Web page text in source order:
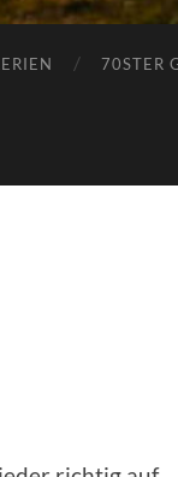
70STER